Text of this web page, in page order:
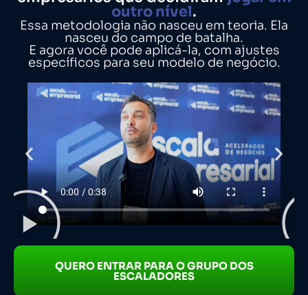
outro nível.
Essa metodologia não nasceu em teoria. Ela
nasceu do campo de batalha.
E agora você pode aplicá-la, com ajustes
específicos para seu modelo de negócio.
QUERO ENTRAR PARA O GRUPO DOS
ESCALADORES